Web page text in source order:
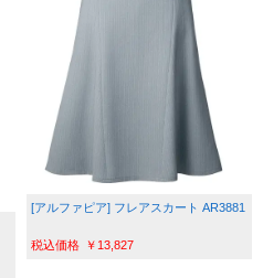
[アルファピア] フレアスカート AR3881
￥13,827